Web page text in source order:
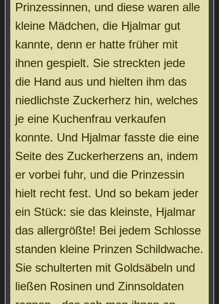
Prinzessinnen, und diese waren alle
kleine Mädchen, die Hjalmar gut
kannte, denn er hatte früher mit
ihnen gespielt. Sie streckten jede
die Hand aus und hielten ihm das
niedlichste Zuckerherz hin, welches
je eine Kuchenfrau verkaufen
konnte. Und Hjalmar fasste die eine
Seite des Zuckerherzens an, indem
er vorbei fuhr, und die Prinzessin
hielt recht fest. Und so bekam jeder
ein Stück: sie das kleinste, Hjalmar
das allergrößte! Bei jedem Schlosse
standen kleine Prinzen Schildwache.
Sie schulterten mit Goldsäbeln und
ließen Rosinen und Zinnsoldaten